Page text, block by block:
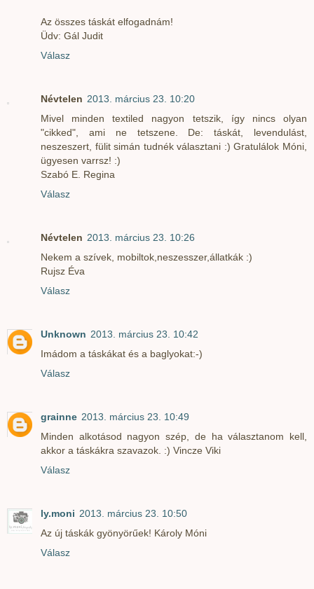
Az összes táskát elfogadnám!
Üdv: Gál Judit
Válasz
Névtelen 2013. március 23. 10:20
Mivel minden textiled nagyon tetszik, így nincs olyan
"cikked", ami ne tetszene. De: táskát, levendulást,
neszeszert, fülit simán tudnék választani :) Gratulálok Móni,
ügyesen varrsz! :)
Szabó E. Regina
Válasz
Névtelen 2013. március 23. 10:26
Nekem a szívek, mobiltok,neszesszer,állatkák :)
Rujsz Éva
Válasz
Unknown 2013. március 23. 10:42
Imádom a táskákat és a baglyokat:-)
Válasz
grainne 2013. március 23. 10:49
Minden alkotásod nagyon szép, de ha választanom kell,
akkor a táskákra szavazok. :) Vincze Viki
Válasz
ly.moni 2013. március 23. 10:50
Az új táskák gyönyörűek! Károly Móni
Válasz